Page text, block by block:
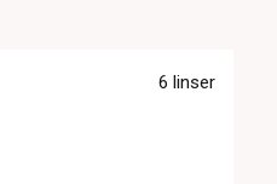
6 linser